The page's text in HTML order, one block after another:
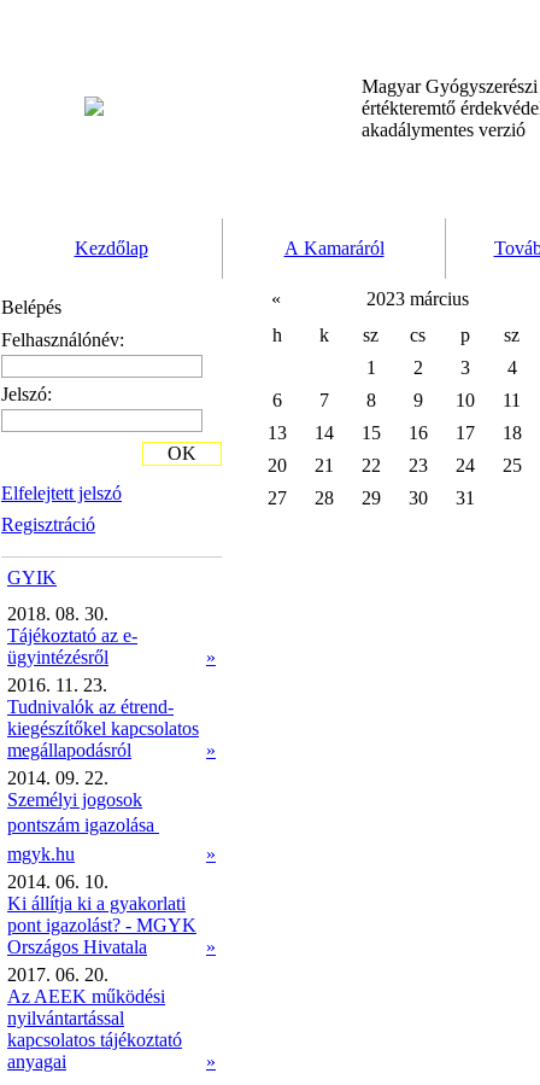
Magyar
értékteremtő
akadálymentes verzió
Kezdőlap A Kamaráról
Belépés
Felhasználónév:
Jelszó:
Elfelejtett jelszó
Regisztráció
OK
GYIK
2018. 08. 30.
Tájékoztató az e-
ügyintézésről
»
2016. 11. 23.
Tudnivalók az étrend-
kiegészítőkel kapcsolatos
megállapodásról
»
2014. 09. 22.
Személyi jogosok
pontszám igazolása 
mgyk.hu
»
2014. 06. 10.
Ki állítja ki a gyakorlati
pont igazolást? - MGYK
Országos Hivatala
»
2017. 06. 20.
Az AEEK működési
nyilvántartással
kapcsolatos tájékoztató
anyagai
»
«
2023 március
h
k sz cs p
sz
1
2 3
4
6
7 8 9 10
11
13
14 15 16 17
18
20
21 22 23 24
25
27
28 29 30 31